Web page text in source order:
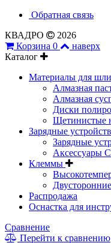
Обратная связь
КВАДРО
2026
Корзина 0
наверх
Каталог
Материалы для
Алмазная
Алмазная
Диски
Щетинистые
Зарядные
Зарядные
Аксессуары
Клеммы
Распродажа
Оснастка для
Сравнение
Перейти к сравнению